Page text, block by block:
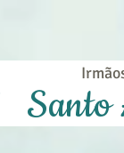
Santo